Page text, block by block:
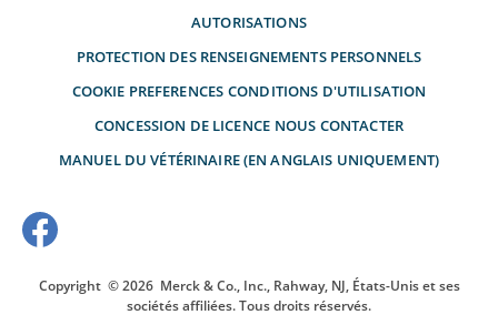
AUTORISATIONS
PROTECTION DES RENSEIGNEMENTS PERSONNELS
COOKIE PREFERENCES CONDITIONS D'UTILISATION
CONCESSION DE LICENCE NOUS CONTACTER
MANUEL DU VÉTÉRINAIRE (EN ANGLAIS UNIQUEMENT)
Copyright © 2026 Merck & Co., Inc., Rahway, NJ, États-Unis et ses
sociétés affiliées. Tous droits réservés.